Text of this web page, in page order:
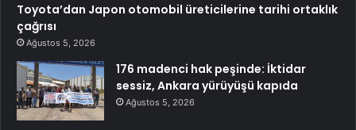
Toyota’dan Japon otomobil üreticilerine tarihi ortaklık
çağrısı
Ağustos 5, 2026
176 madenci hak peşinde: İktidar
sessiz, Ankara yürüyüşü kapıda
Ağustos 5, 2026